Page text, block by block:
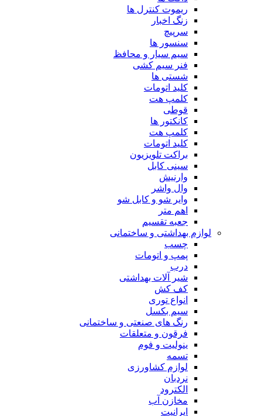
ریموت کنترل ها
زنگ اخبار
سرپیچ
سنسور ها
سیم سیار و محافظ
فنر سیم کشی
شستی ها
کلید اتومات
کلمپ هت
قوطی
کانکتور ها
کلمپ هت
کلید اتومات
براکت تلویزیون
سینی کابل
وارنیش
وال واشر
وایر شو و کابل شو
اهم متر
جعبه تقسیم
لوازم بهداشتی و ساختمانی
چسب
پمپ و اتومات
درب
شیر آلات بهداشتی
کف کش
انواع توری
سیم بکسل
رنگ های صنعتی و ساختمانی
فرقون و متعلقات
ینولیت و فوم
تسمه
لوازم کشاورزی
نردبان
الکترود
مخازن آب
ایرانیت